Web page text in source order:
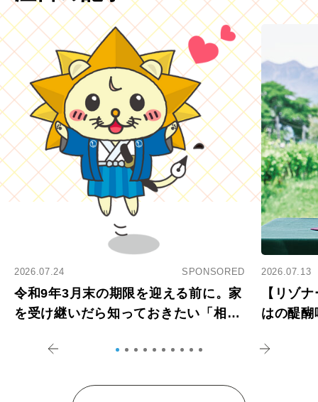
2026.07.24 SPONSORED
令和9年3月末の期限を迎える前に。家
を受け継いだら知っておきたい「相続
2026.07.13
【リゾ
はの醍